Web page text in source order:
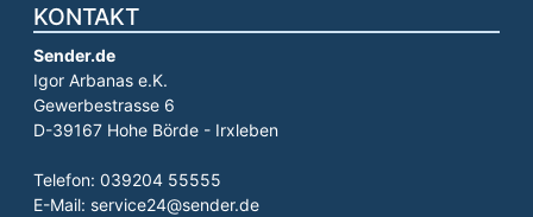
KONTAKT
Sender.de
Igor Arbanas e.K.
Gewerbestrasse 6
D-39167 Hohe Börde - Irxleben
Telefon: 039204 55555
E-Mail: service24@sender.de